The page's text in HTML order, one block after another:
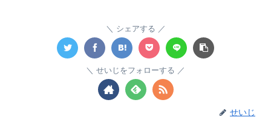
シェアする
せいじをフォローする
せいじ